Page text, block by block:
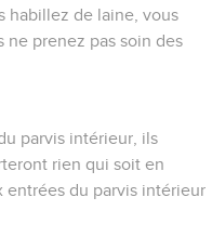
habillez de laine, vous
ne prenez pas soin des
parvis intérieur, ils
rien qui soit en
entrées du parvis intérieur